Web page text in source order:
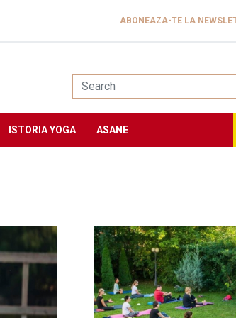
ABONEAZA-TE LA
ISTORIA YOGA ASANE
Image